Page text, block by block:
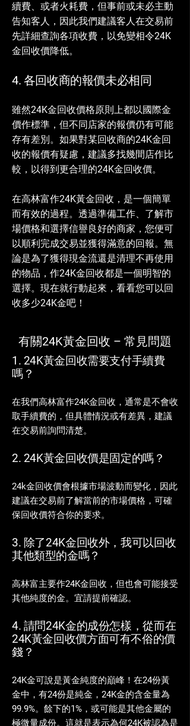
續費、或者火耗費，但事前或未必主動
告知客人，因此我們建議客人在交易前
先詳細查詢各項收費，以免變相令24K
金回收價降低。
4. 各回收商的報價未必相同
雖然24K金回收價格原則上都以國際金
價作標準，但不同店家的報價仍有可能
存有差別。如果對某回收商的24K金回
收的報價有疑慮，建議多找幾間店作比
較，以得到更合理的24K金回收價。
在高林富作24K黃金回收，是一個簡單
而有效的過程。透過準備工作、了解市
場價格和選擇信譽良好的商家，您便可
以順利完成交易並獲得滿意的回報。無
論是為了獲得現金流還是清理不再使用
的物品，作24K金回收都是一個明智的
選擇。現在就行動起來，看看您可以回
收多少24K金吧！
有關24K黃金回收 – 常見問題
1. 24K黃金回收需要支付手續費
嗎？
在我們高林富作24K金回收，通常是不會收
取手續費的，但具體情況或有差異，建議
在交易前詢問清楚。
2. 24K黃金回收價是固定的嗎？
24k金回收價會根據市場波動而變化，因此
建議在交易前了解當前的市場價格，可確
保回收價符合你的要求。
3. 除了24K金回收外，我可以回收
其他類型的金嗎？
高林富主要作24K金回收，但也會可能接受
其他純度的金。宜請提前確認。
4. 請問24K金的成份怎樣，從而在
24K黃金回收價方面可有不俗的價
錢？
24K金可說是黃金純度的巔峰！在24份黃
金中，有24份是純金，24K金的含金量為
99.9%。餘下的1%，或可能是其他金屬的
極微量成份。這就是表示為何24K被認為是